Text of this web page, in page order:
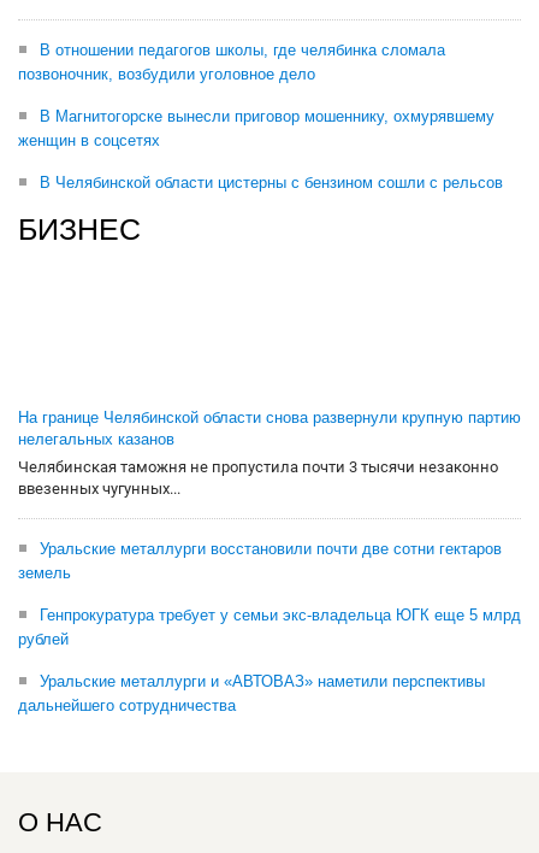
В отношении педагогов школы, где челябинка сломала
позвоночник, возбудили уголовное дело
В Магнитогорске вынесли приговор мошеннику, охмурявшему
женщин в соцсетях
В Челябинской области цистерны с бензином сошли с рельсов
БИЗНЕС
На границе Челябинской области снова развернули крупную партию
нелегальных казанов
Челябинская таможня не пропустила почти 3 тысячи незаконно
ввезенных чугунных...
Уральские металлурги восстановили почти две сотни гектаров
земель
Генпрокуратура требует у семьи экс-владельца ЮГК еще 5 млрд
рублей
Уральские металлурги и «АВТОВАЗ» наметили перспективы
дальнейшего сотрудничества
О НАС